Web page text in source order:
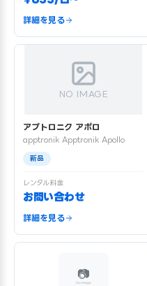
詳細を見る
NO IMAGE
アプトロニク アポロ
apptronik Apptronik Apollo
新品
レンタル料金
お問い合わせ
詳細を見る